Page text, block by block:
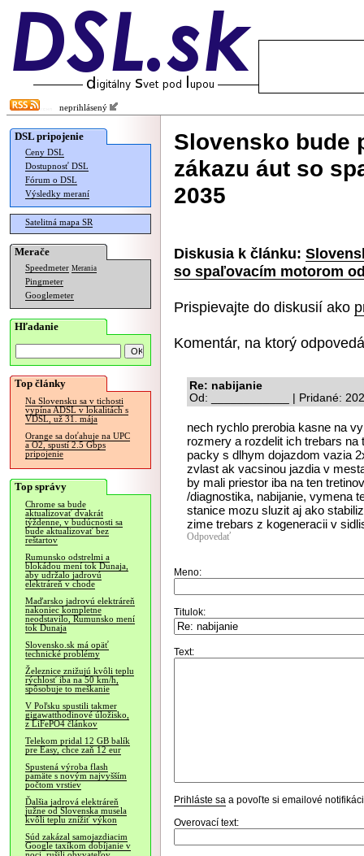
neprihlásený
DSL pripojenie
Ceny DSL
Dostupnosť DSL
Fórum o DSL
Výsledky meraní
Satelitná mapa SR
Merače
Speedmeter Merania
Pingmeter
Googlemeter
Hľadanie
Top články
Na Slovensku sa v tichosti
vypína ADSL v lokalitách s
VDSL, už 31. mája
Orange sa doťahuje na UPC
a O2, spustí 2.5 Gbps
pripojenie
Top správy
Chrome sa bude
aktualizovať dvakrát
týždenne, v budúcnosti sa
bude aktualizovať bez
reštartov
Rumunsko odstrelmi a
blokádou mení tok Dunaja,
aby udržalo jadrovú
elektráreň v chode
Maďarsko jadrovú elektráreň
nakoniec kompletne
neodstavilo, Rumunsko mení
tok Dunaja
Slovensko.sk má opäť
technické problémy
Železnice znižujú kvôli teplu
rýchlosť iba na 50 km/h,
spôsobuje to meškanie
V Poľsku spustili takmer
gigawatthodinové úložisko,
z LiFePO4 článkov
Telekom pridal 12 GB balík
pre Easy, chce zaň 12 eur
Spustená výroba flash
pamäte s novým najvyšším
počtom vrstiev
Ďalšia jadrová elektráreň
južne od Slovenska musela
kvôli teplu znížiť výkon
Súd zakázal samojazdiacim
Google taxíkom dobíjanie v
Slovensko bude
zákazu áut so
2035
Diskusia k článku:
so spaľovacím motorom
Prispievajte do diskusií ako
Komentár, na ktorý
Re: nabijanie
Od: ____________ | Pridané:
nech rychlo prerobia kasne na
rozmery a rozdelit ich trebars
packy s dlhym dojazdom vazia
zvlast ak vacsinou jazdia v
by mali priestor iba na ten
/diagnostika, nabijanie, vymena
stanice mozu sluzit aj ako
zime trebars z kogeneracii v
Odpovedať
Meno:
Titulok:
Text:
Prihláste sa a povoľte si emailové
Overovací text: